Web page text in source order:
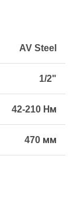
AV Steel
1/2"
42-210 Нм
470 мм